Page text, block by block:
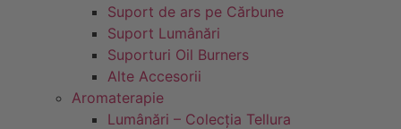
Suport de ars pe Cărbune
Suport Lumânări
Suporturi Oil Burners
Alte Accesorii
Aromaterapie
Lumânări – Colecția Tellura